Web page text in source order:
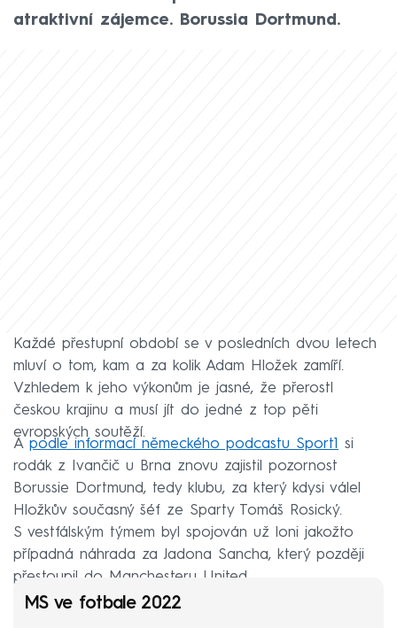
atraktivní zájemce. Borussia Dortmund.
Každé přestupní období se v posledních dvou letech
mluví o tom, kam a za kolik Adam Hložek zamíří.
Vzhledem k jeho výkonům je jasné, že přerostl
českou krajinu a musí jít do jedné z top pěti
evropských soutěží.
A podle informací německého podcastu Sport1 si
rodák z Ivančič u Brna znovu zajistil pozornost
Borussie Dortmund, tedy klubu, za který kdysi válel
Hložkův současný šéf ze Sparty Tomáš Rosický.
S vestfálským týmem byl spojován už loni jakožto
případná náhrada za Jadona Sancha, který později
přestoupil do Manchesteru United.
MS ve fotbale 2022